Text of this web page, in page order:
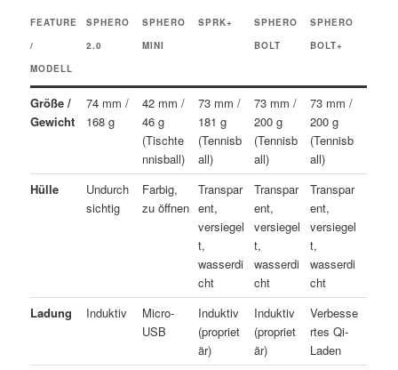
FEATURE
/
MODELL
SPHERO
2.0
SPHERO
MINI
SPRK+
SPHERO
BOLT
SPHERO
BOLT+
Größe /
Gewicht
74 mm /
168 g
42 mm /
46 g
(Tischte
nnisball)
73 mm /
181 g
(Tennisb
all)
73 mm /
200 g
(Tennisb
all)
73 mm /
200 g
(Tennisb
all)
Hülle
Undurch
sichtig
Farbig,
zu öffnen
Transpar
ent,
versiegel
t,
wasserdi
cht
Transpar
ent,
versiegel
t,
wasserdi
cht
Transpar
ent,
versiegel
t,
wasserdi
cht
Ladung
Induktiv
Micro-
USB
Induktiv
(propriet
är)
Induktiv
(propriet
är)
Verbesse
rtes Qi-
Laden